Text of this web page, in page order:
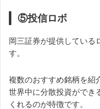
⑤投信ロボ
岡三証券が提供している
す。
複数のおすすめ銘柄を紹
世界中に分散投資ができ
くれるのが特徴です。